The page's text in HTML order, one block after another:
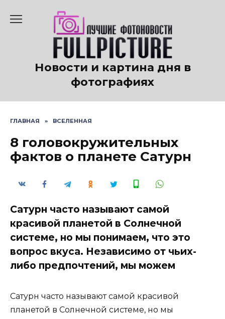
содержанию
Новости и картина дня в
фотографиях
ГЛАВНАЯ » ВСЕЛЕННАЯ
8 головокружительных
фактов о планете Сатурн
Сатурн часто называют самой
красивой планетой в Солнечной
системе, но мы понимаем, что это
вопрос вкуса. Независимо от чьих-
либо предпочтений, мы можем
Сатурн часто называют самой красивой
планетой в Солнечной системе, но мы